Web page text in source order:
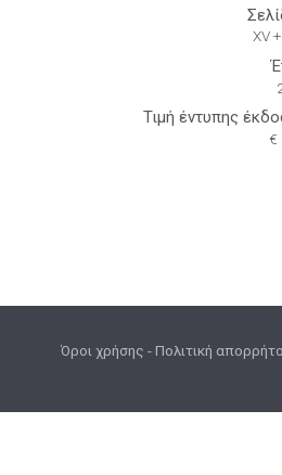
XV
Τιμή έντυπης
€
Όροι χρήσης -Πολιτική